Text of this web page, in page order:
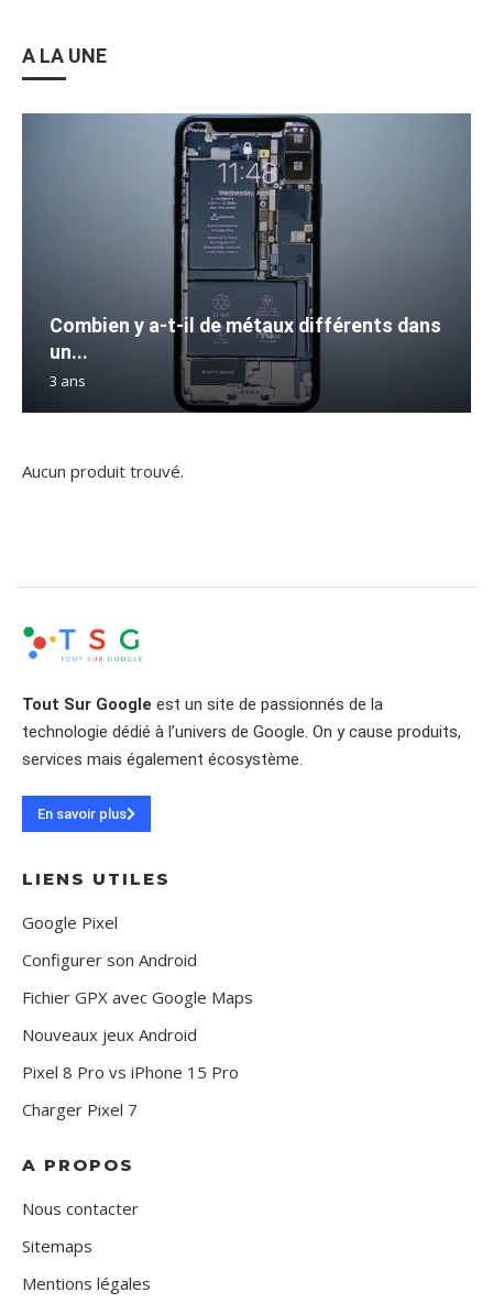
A LA UNE
Combien y a-t-il de métaux différents dans
un...
3 ans
Aucun produit trouvé.
Tout Sur Google est un site de passionnés de la
technologie dédié à l’univers de Google. On y cause produits,
services mais également écosystème.
En savoir plus
LIENS UTILES
Google Pixel
Configurer son Android
Fichier GPX avec Google Maps
Nouveaux jeux Android
Pixel 8 Pro vs iPhone 15 Pro
Charger Pixel 7
A PROPOS
Nous contacter
Sitemaps
Mentions légales